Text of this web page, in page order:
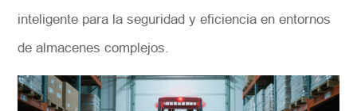
inteligente para la seguridad y eficiencia en entornos
de almacenes complejos.